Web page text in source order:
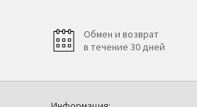
Обмен и возврат
в течение 30 дней